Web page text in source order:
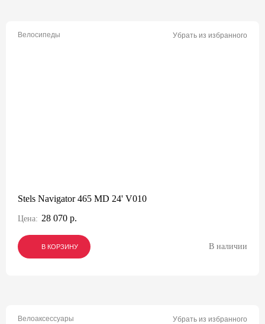
Велосипеды Убрать из избранного
Stels Navigator 465 MD 24' V010
Цена: 28 070 р.
В КОРЗИНУ
В КОРЗИНУ
В КОРЗИНУ В наличии
Велоаксессуары Убрать из избранного